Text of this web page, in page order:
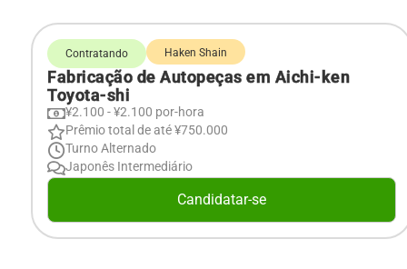
Contratando Haken Shain
Fabricação de Autopeças em Aichi-ken
Toyota-shi
¥2.100 - ¥2.100 por-hora
Prêmio total de até ¥750.000
Turno Alternado
Japonês Intermediário
Candidatar-se